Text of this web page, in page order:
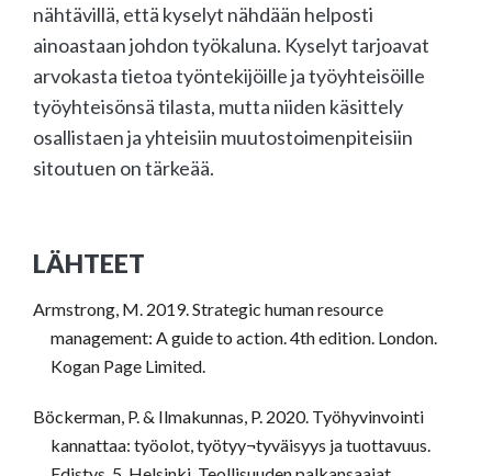
nähtävillä, että kyselyt nähdään helposti
ainoastaan johdon työkaluna. Kyselyt tarjoavat
arvokasta tietoa työntekijöille ja työyhteisöille
työyhteisönsä tilasta, mutta niiden käsittely
osallistaen ja yhteisiin muutostoimenpiteisiin
sitoutuen on tärkeää.
LÄHTEET
Armstrong, M. 2019. Strategic human resource
management: A guide to action. 4th edition. London.
Kogan Page Limited.
Böckerman, P. & Ilmakunnas, P. 2020. Työhyvinvointi
kannattaa: työolot, työtyy¬tyväisyys ja tuottavuus.